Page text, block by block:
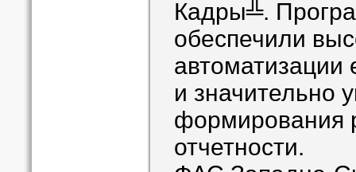
Кадры╩.
обеспечили
и значительно
формирования
отчетности.